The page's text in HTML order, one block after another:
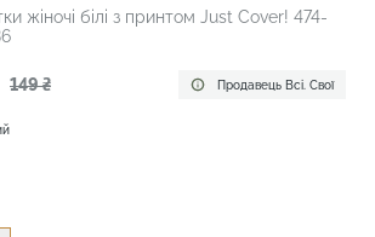
жіночі білі з принтом Just Cover! 474-
149 ₴ Продавець Всі. Свої